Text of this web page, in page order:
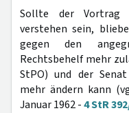
Sollte der Vortrag
verstehen sein,
gegen den
Rechtsbehelf mehr
StPO) und der
mehr ändern kann
Januar 1962 -4 StR